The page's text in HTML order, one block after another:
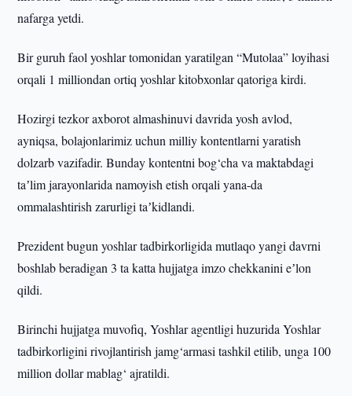
nafarga yetdi.
Bir guruh faol yoshlar tomonidan yaratilgan “Mutolaa” loyihasi
orqali 1 milliondan ortiq yoshlar kitobxonlar qatoriga kirdi.
Hozirgi tezkor axborot almashinuvi davrida yosh avlod,
ayniqsa, bolajonlarimiz uchun milliy kontentlarni yaratish
dolzarb vazifadir. Bunday kontentni bog‘cha va maktabdagi
taʼlim jarayonlarida namoyish etish orqali yana-da
ommalashtirish zarurligi taʼkidlandi.
Prezident bugun yoshlar tadbirkorligida mutlaqo yangi davrni
boshlab beradigan 3 ta katta hujjatga imzo chekkanini eʼlon
qildi.
Birinchi hujjatga muvofiq, Yoshlar agentligi huzurida Yoshlar
tadbirkorligini rivojlantirish jamg‘armasi tashkil etilib, unga 100
million dollar mablag‘ ajratildi.